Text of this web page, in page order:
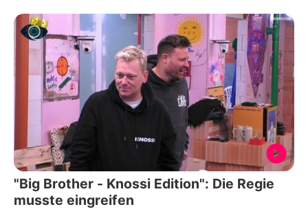
"Big Brother - Knossi Edition": Die Regie
musste eingreifen